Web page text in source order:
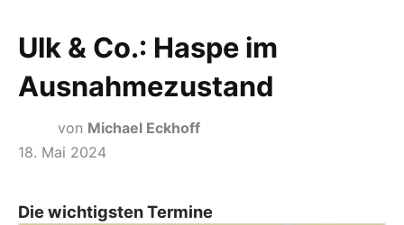
Ulk & Co.: Haspe im
Ausnahmezustand
von Michael Eckhoff
18. Mai 2024
Die wichtigsten Termine